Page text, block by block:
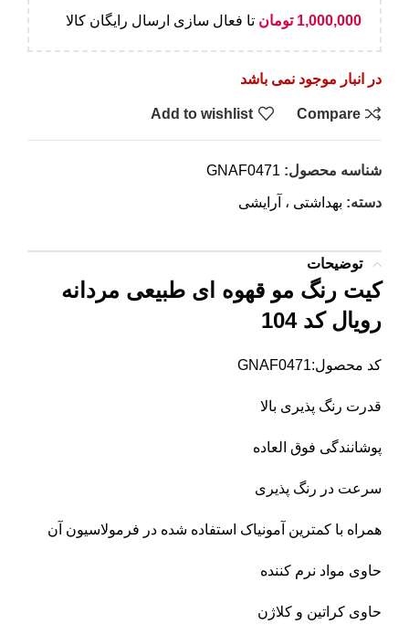
1,000,000 تومان تا فعال سازی ارسال رایگان کالا
در انبار موجود نمی باشد
Compare
Add to wishlist
شناسه محصول: GNAF0471
دسته: بهداشتی ، آرایشی
توضیحات
کیت رنگ مو قهوه ای طبیعی مردانه
رویال کد 104
کد محصول:GNAF0471
قدرت رنگ پذیری بالا
پوشانندگی فوق العاده
سرعت در رنگ پذیری
همراه با کمترین آمونیاک استفاده شده در فرمولاسیون آن
حاوی مواد نرم کننده
حاوی کراتین و کلاژن